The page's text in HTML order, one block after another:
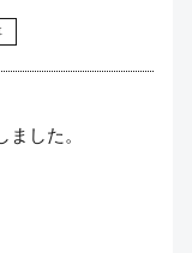
した。